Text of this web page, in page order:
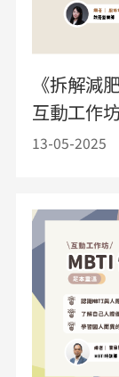
《拆解減
互動工作坊
13-05-2025